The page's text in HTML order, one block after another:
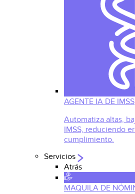
AGENTE IA DE IMSS
Automatiza altas,
IMSS, reduciendo
cumplimiento.
Servicios
Atrás
MAQUILA DE